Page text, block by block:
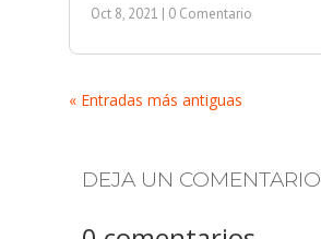
Oct 8, 2021 | 0 Comentario
« Entradas más antiguas
DEJA UN COMENTARIO